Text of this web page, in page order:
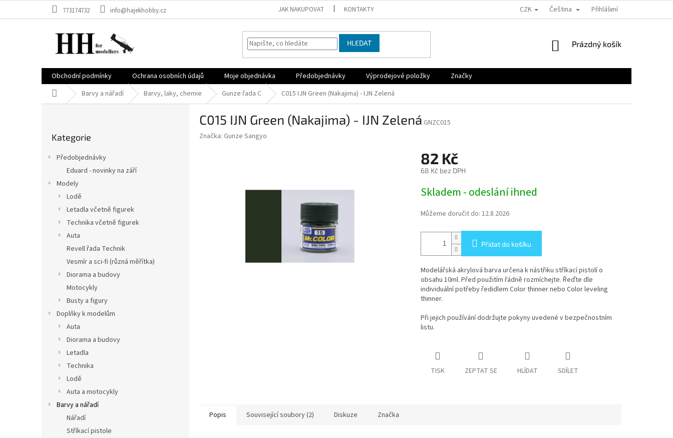
773174732 info@hajekhobby.cz JAK NAKUPOVAT KONTAKTY CZK Čeština Přihlášení
HLEDAT
NÁKUPNÍ
Prázdný košík
Obchodní podmínky Ochrana osobních údajů Moje objednávka Předobjednávky Výprodejové položky
Značky
Domů Barvy a nářadí Barvy, laky, chemie Gunze řada C C015 IJN Green (Nakajima) - IJN Zelená
kategorie
Kategorie
Předobjednávky
Eduard - novinky na září
Modely
Lodě
Letadla včetně figurek
Technika včetně figurek
Auta
Revell řada Technik
Vesmír a sci-fi (různá měřítka)
Diorama a budovy
Motocykly
Busty a figury
Doplňky k modelům
Auta
Diorama a budovy
Letadla
Technika
Lodě
Auta a motocykly
Barvy a nářadí
Nářadí
Stříkací pistole
C015 IJN Green (Nakajima) - IJN Zelená GNZC015
Značka: Gunze Sangyo
82 Kč
68 Kč bez DPH
cena:
Skladem - odeslání ihned
Můžeme doručit do: 12.8.2026
Přidat do košíku
Modelářská akrylová barva určena k nástřiku stříkací pistolí o
obsahu 10ml. Před použitím řádně rozmíchejte. Řeďte dle
individuální potřeby ředidlem Color thinner nebo Color leveling
thinner.
Při jejich používání dodržujte pokyny uvedené v bezpečnostním
listu.
TISK ZEPTAT SE HLÍDAT SDÍLET
Popis Související soubory (2) Diskuze Značka